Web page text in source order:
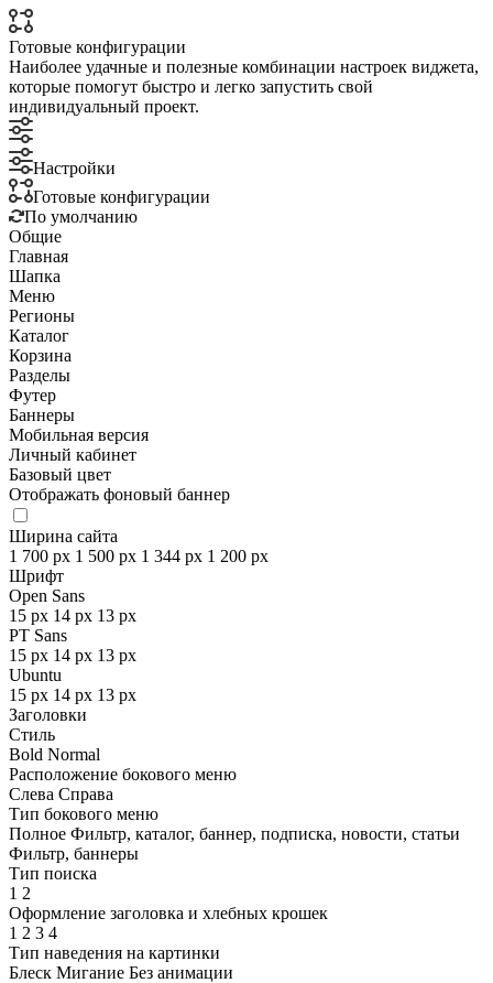
Готовые конфигурации
Наиболее удачные и полезные комбинации настроек виджета,
которые помогут быстро и легко запустить свой
индивидуальный проект.
Настройки
Готовые конфигурации
По умолчанию
Общие
Главная
Шапка
Меню
Регионы
Каталог
Корзина
Разделы
Футер
Баннеры
Мобильная версия
Личный кабинет
Базовый цвет
Отображать фоновый баннер
Ширина сайта
1 700 px 1 500 px 1 344 px 1 200 px
Шрифт
Open Sans
15 px 14 px 13 px
PT Sans
15 px 14 px 13 px
Ubuntu
15 px 14 px 13 px
Заголовки
Стиль
Bold Normal
Расположение бокового меню
Слева Справа
Тип бокового меню
Полное Фильтр, каталог, баннер, подписка, новости, статьи
Фильтр, баннеры
Тип поиска
1 2
Оформление заголовка и хлебных крошек
1 2 3 4
Тип наведения на картинки
Блеск Мигание Без анимации